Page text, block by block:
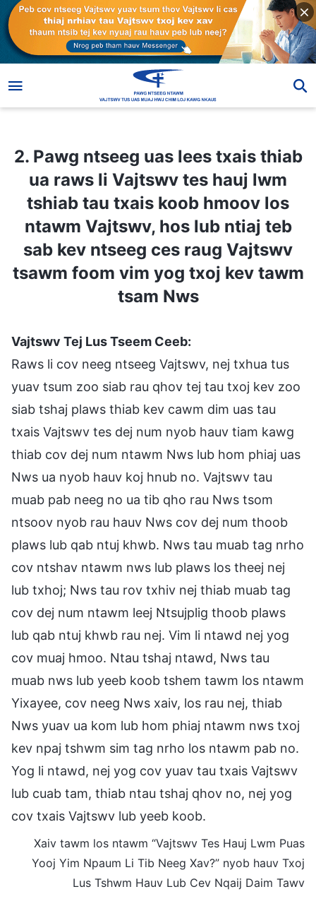
2. Pawg ntseeg uas lees txais thiab
ua raws li Vajtswv tes hauj lwm
tshiab tau txais koob hmoov los
ntawm Vajtswv, hos lub ntiaj teb
sab kev ntseeg ces raug Vajtswv
tsawm foom vim yog txoj kev tawm
tsam Nws
Vajtswv Tej Lus Tseem Ceeb:
Raws li cov neeg ntseeg Vajtswv, nej txhua tus
yuav tsum zoo siab rau qhov tej tau txoj kev zoo
siab tshaj plaws thiab kev cawm dim uas tau
txais Vajtswv tes dej num nyob hauv tiam kawg
thiab cov dej num ntawm Nws lub hom phiaj uas
Nws ua nyob hauv koj hnub no. Vajtswv tau
muab pab neeg no ua tib qho rau Nws tsom
ntsoov nyob rau hauv Nws cov dej num thoob
plaws lub qab ntuj khwb. Nws tau muab tag nrho
cov ntshav ntawm nws lub plaws los theej nej
lub txhoj; Nws tau rov txhiv nej thiab muab tag
cov dej num ntawm leej Ntsujplig thoob plaws
lub qab ntuj khwb rau nej. Vim li ntawd nej yog
cov muaj hmoo. Ntau tshaj ntawd, Nws tau
muab nws lub yeeb koob tshem tawm los ntawm
Yixayee, cov neeg Nws xaiv, los rau nej, thiab
Nws yuav ua kom lub hom phiaj ntawm nws txoj
kev npaj tshwm sim tag nrho los ntawm pab no.
Yog li ntawd, nej yog cov yuav tau txais Vajtswv
lub cuab tam, thiab ntau tshaj qhov no, nej yog
cov txais Vajtswv lub yeeb koob.
Xaiv tawm los ntawm “Vajtswv Tes Hauj Lwm Puas
Yooj Yim Npaum Li Tib Neeg Xav?” nyob hauv Txoj
Lus Tshwm Hauv Lub Cev Nqaij Daim Tawv